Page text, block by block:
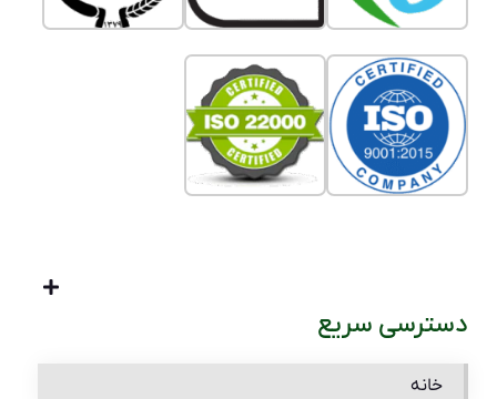
دسترسی سریع
خانه